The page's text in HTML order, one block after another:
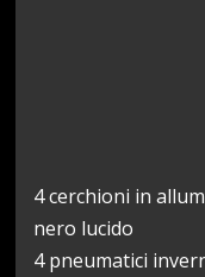
4 cerchioni in
nero lucido
4 pneumatici